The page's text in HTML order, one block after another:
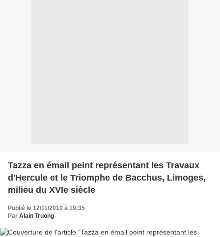
Tazza en émail peint représentant les Travaux
d'Hercule et le Triomphe de Bacchus, Limoges,
milieu du XVIe siècle
Publié le 12/11/2010 à 19:35
Par Alain Truong